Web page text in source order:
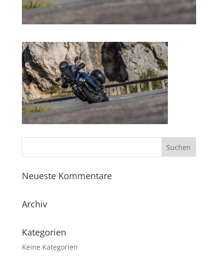
Neueste Kommentare
Archiv
Kategorien
Keine Kategorien